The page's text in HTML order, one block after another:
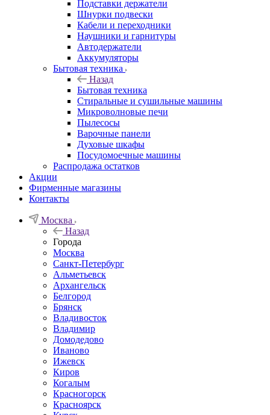
Подставки держатели
Шнурки подвески
Кабели и переходники
Наушники и гарнитуры
Автодержатели
Аккумуляторы
Бытовая техника
Назад
Бытовая техника
Стиральные и сушильные машины
Микроволновые печи
Пылесосы
Варочные панели
Духовые шкафы
Посудомоечные машины
Распродажа остатков
Акции
Фирменные магазины
Контакты
Москва
Назад
Города
Москва
Санкт-Петербург
Альметьевск
Архангельск
Белгород
Брянск
Владивосток
Владимир
Домодедово
Иваново
Ижевск
Киров
Когалым
Красногорск
Красноярск